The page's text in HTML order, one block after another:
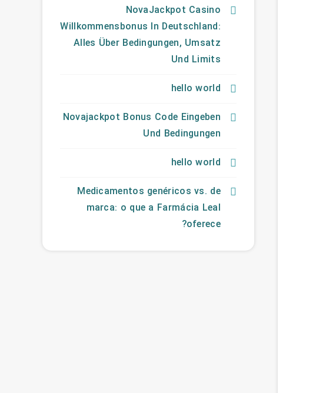
NovaJackpot Casino
Willkommensbonus In Deutschland:
Alles Über Bedingungen, Umsatz
Und Limits
hello world
Novajackpot Bonus Code Eingeben
Und Bedingungen
hello world
Medicamentos genéricos vs. de
marca: o que a Farmácia Leal
oferece?